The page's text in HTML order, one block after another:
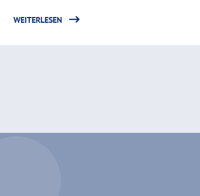
WEITERLESEN